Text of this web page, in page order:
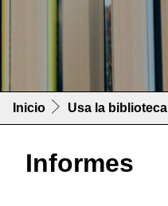
Inicio Usa la biblioteca
Informes